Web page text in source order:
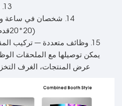
13. خيار مضيء صندوق LED كاونتر
(20*20قدم)، توفير كبير في تكلفة العمالة
15. وظائف متعددة --- تركيب
يمكن توصيلها مع الملحقات
عرض المنتجات، الغرف